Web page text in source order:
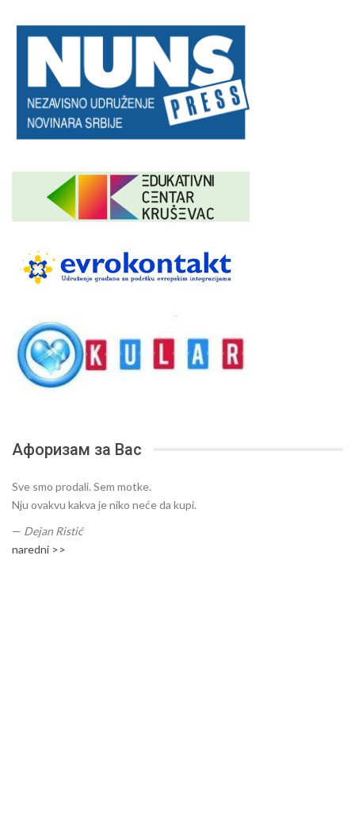
Афоризам за Вас
Sve smo prodali. Sem motke.
Nju ovakvu kakva je niko neće da kupi.
— Dejan Ristić
naredni >>